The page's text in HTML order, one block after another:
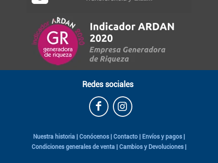
Redes sociales
Nuestra historia | Conócenos | Contacto | Envíos y pagos |
Condiciones generales de venta | Cambios y Devoluciones |